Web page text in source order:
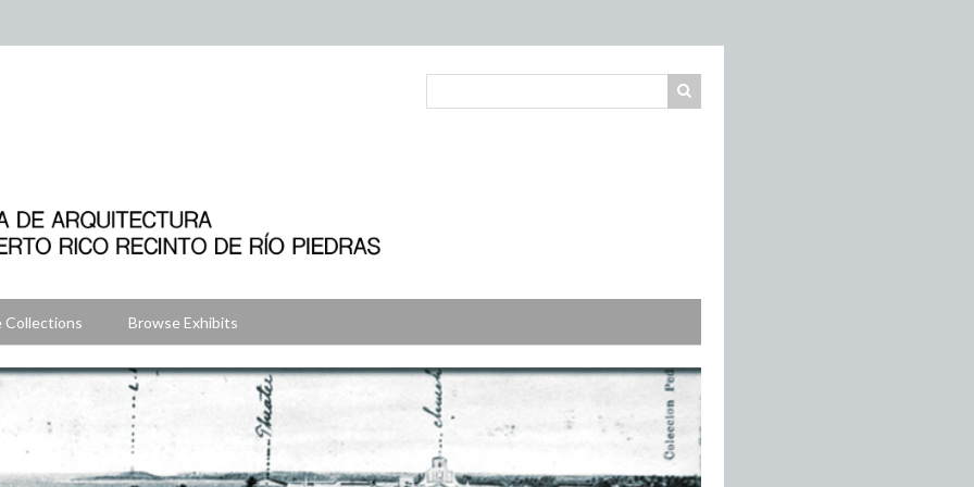
Collections Browse Exhibits